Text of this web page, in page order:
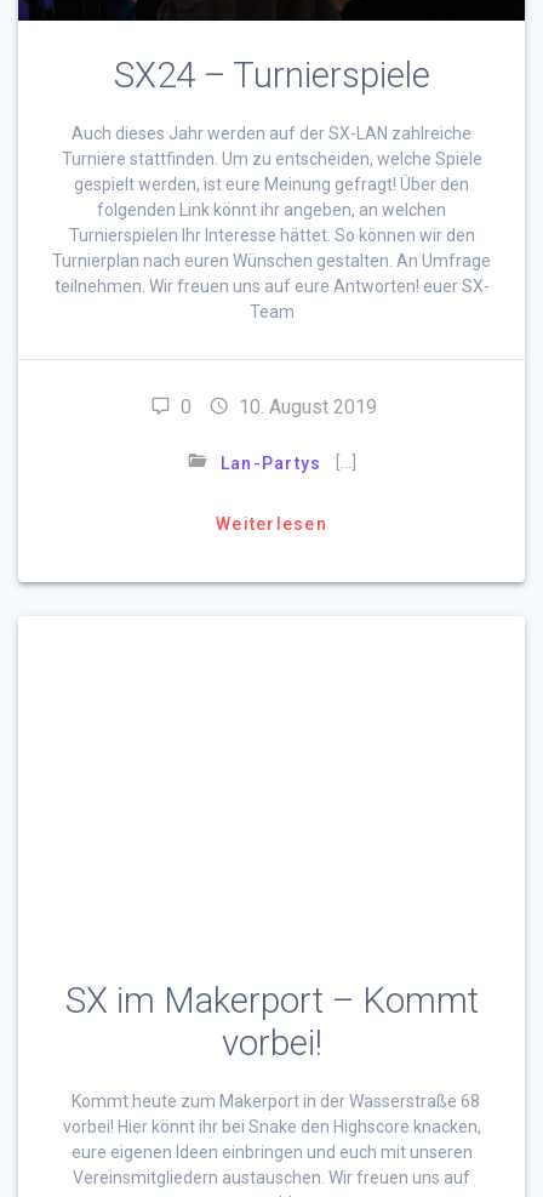
SX24 – Turnierspiele
Auch dieses Jahr werden auf der SX-LAN zahlreiche
Turniere stattfinden. Um zu entscheiden, welche Spiele
gespielt werden, ist eure Meinung gefragt! Über den
folgenden Link könnt ihr angeben, an welchen
Turnierspielen Ihr Interesse hättet. So können wir den
Turnierplan nach euren Wünschen gestalten. An Umfrage
teilnehmen. Wir freuen uns auf eure Antworten! euer SX-
Team
0 10. August 2019
Lan-Partys
Weiterlesen
SX im Makerport – Kommt
vorbei!
Kommt heute zum Makerport in der Wasserstraße 68
vorbei! Hier könnt ihr bei Snake den Highscore knacken,
eure eigenen Ideen einbringen und euch mit unseren
Vereinsmitgliedern austauschen. Wir freuen uns auf